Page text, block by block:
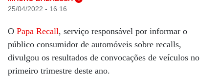
25/04/2022 - 16:16
O Papa Recall, serviço responsável por informar o
público consumidor de automóveis sobre recalls,
divulgou os resultados de convocações de veículos no
primeiro trimestre deste ano.